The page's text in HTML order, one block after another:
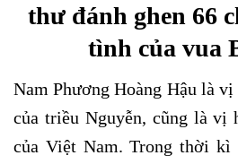
thư đánh ghen 66
tình của vua
Nam Phương Hoàng Hậu là vị
của triều Nguyễn, cũng là vị
của Việt Nam. Trong thời kì